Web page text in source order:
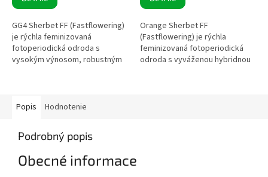
GG4 Sherbet FF (Fastflowering)
je rýchla feminizovaná
fotoperiodická odroda s
vysokým výnosom, robustným
Orange Sherbet FF
(Fastflowering) je rýchla
feminizovaná fotoperiodická
odroda s vyváženou hybridnou
Popis
Hodnotenie
Podrobný popis
Obecné informace